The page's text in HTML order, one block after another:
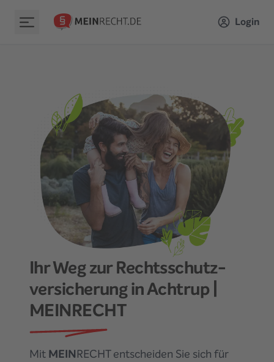
Login
Ihr Weg zur Rechtsschutz­
versicherungin Achtrup
MEINRECHT
Mit MEINRECHT entscheiden Sie sich für